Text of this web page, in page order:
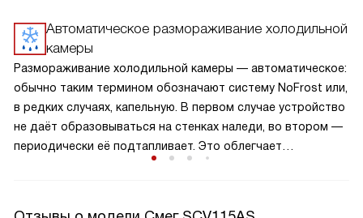
Автоматическое размораживание холодильной
камеры
Размораживание холодильной камеры — автоматическое:
обычно таким термином обозначают систему NoFrost или,
в редких случаях, капельную. В первом случае устройство
не даёт образовываться на стенках наледи, во втором —
периодически её подтапливает. Это облегчает